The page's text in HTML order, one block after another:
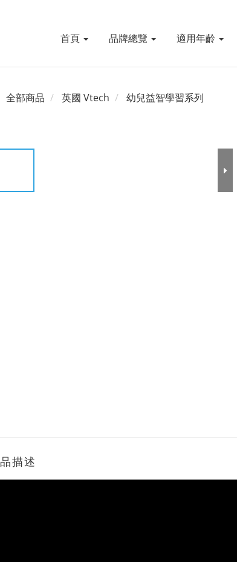
首頁 品牌總覽 適用年齡
全部商品 英國 Vtech 幼兒益智學習系列
描述